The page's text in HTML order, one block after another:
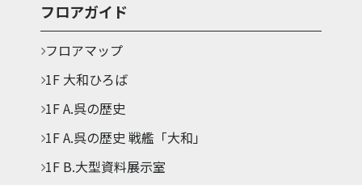
フロアガイド
フロアマップ
1F 大和ひろば
1F A.呉の歴史
1F A.呉の歴史 戦艦「大和」
1F B.大型資料展示室